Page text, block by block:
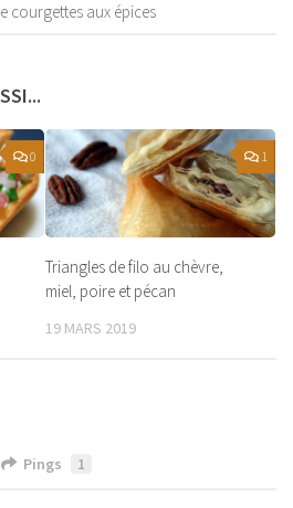
courgettes aux épices
0 1
Triangles de filo au chèvre,
miel, poire et pécan
19 MARS 2019
Pings 1